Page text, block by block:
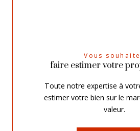
Vous
faire estimer votre
Toute notre expertise à
estimer votre bien sur le
valeur.